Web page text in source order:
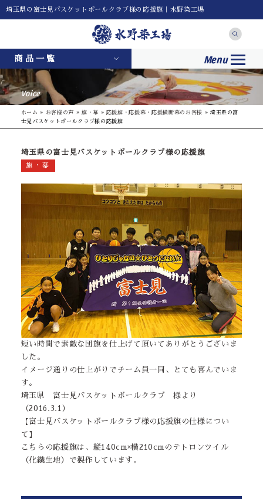
埼玉県の富士見バスケットボールクラブ様の応援旗｜水野染工場
商品一覧 Menu
Voice
ホーム » お客様の声 » 旗・幕 » 応援旗・応援幕・応援横断幕のお客様 » 埼玉県の富
士見バスケットボールクラブ様の応援旗
埼玉県の富士見バスケットボールクラブ様の応援旗
旗・幕
短い時間で素敵な団旗を仕上げて頂いてありがとうございま
した。
イメージ通りの仕上がりでチーム員一同、とても喜んでいま
す。
埼玉県 富士見バスケットボールクラブ 様より
（2016.3.1）
【富士見バスケットボールクラブ様の応援旗の仕様につい
て】
こちらの応援旗は、縦140cm×横210cmのテトロンツイル
（化繊生地）で製作しています。